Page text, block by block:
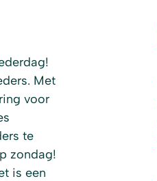
Met
voor
te
zondag!
is een